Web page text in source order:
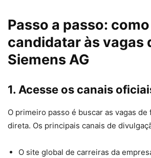
Passo a passo:
candidatar às vagas
Siemens AG
1. Acesse os canais
O primeiro passo é buscar as vagas de
direta. Os principais canais de
O site global de carreiras da